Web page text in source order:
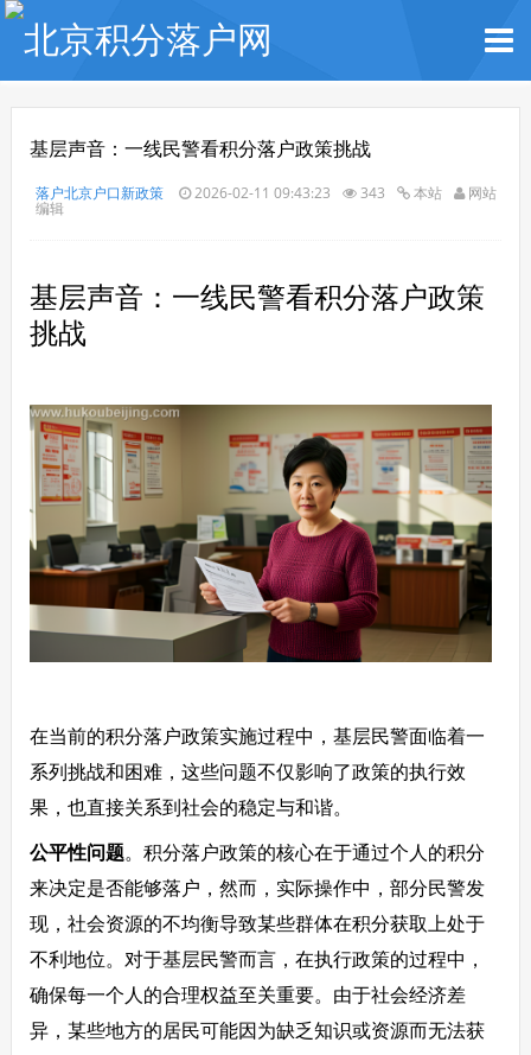
基层声音：一线民警看积分落户政策挑战
落户北京户口新政策 2026-02-11 09:43:23 343 本站 网站
编辑
基层声音：一线民警看积分落户政策
挑战
在当前的积分落户政策实施过程中，基层民警面临着一
系列挑战和困难，这些问题不仅影响了政策的执行效
果，也直接关系到社会的稳定与和谐。
公平性问题。积分落户政策的核心在于通过个人的积分
来决定是否能够落户，然而，实际操作中，部分民警发
现，社会资源的不均衡导致某些群体在积分获取上处于
不利地位。对于基层民警而言，在执行政策的过程中，
确保每一个人的合理权益至关重要。由于社会经济差
异，某些地方的居民可能因为缺乏知识或资源而无法获